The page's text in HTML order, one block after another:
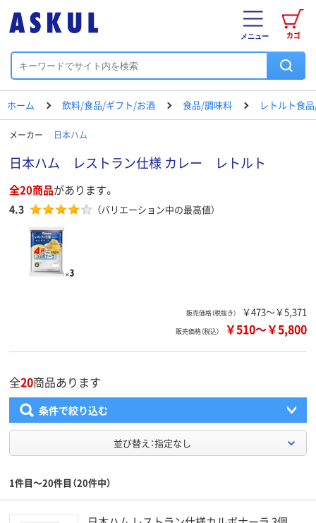
カゴ
メニュー
ホーム 飲料/食品/ギフト/お酒 食品/調味料 レトルト食
メーカー 日本ハム
日本ハム レストラン仕様 カレー レトルト
全20商品があります。
4.3 （バリエーション中の最高値）
販売価格（税抜き） ￥473～￥5,371
販売価格（税込） ￥510～￥5,800
全20商品あります
条件で絞り込む
並び替え：指定なし
1件目～20件目（20件中）